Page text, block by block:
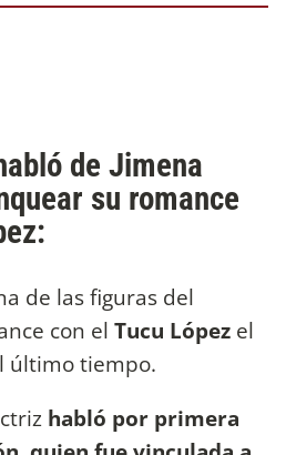
de Jimena
su romance
de las figuras del
con el Tucu López el
último tiempo.
habló por primera